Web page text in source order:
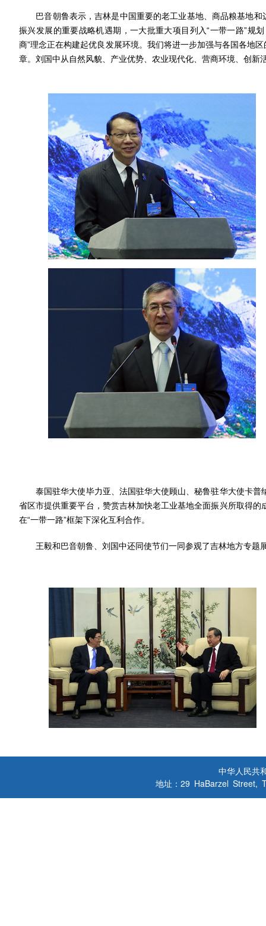
巴音朝鲁表示，吉林是中国重要的老工业基地、商品粮基地和
振兴发展的重要战略机遇期，一大批重大项目列入“一带一路”规
商”理念正在构建起优良发展环境。我们将进一步加强与各国各地
章。刘国中从自然风貌、产业优势、农业现代化、营商环境、创
泰国驻华大使毕力亚、法国驻华大使顾山、秘鲁驻华大使卡普
省区市提供重要平台，赞赏吉林加快老工业基地全面振兴所取得
在“一带一路”框架下深化互利合作。
王毅和巴音朝鲁、刘国中还同使节们一同参观了吉林地方专题
中华人民共
地址：29 HaBarzel Street,